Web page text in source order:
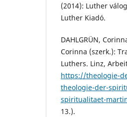
(2014): Luther
Luther Kiadó.
DAHLGRÜN,
Corinna (szerk.):
Luthers. Linz,
https://theologie-
theologie-der-
spiritualitaet-
13.).